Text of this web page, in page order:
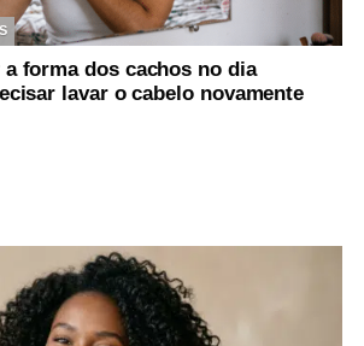
forma dos cachos no dia
lavar o cabelo novamente